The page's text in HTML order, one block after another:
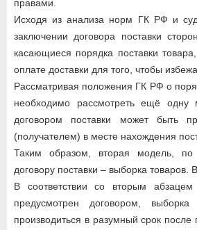
правами.
Исходя из анализа норм ГК РФ и
заключении договора поставки
касающиеся порядка поставки
оплате доставки для того, чтобы
Рассматривая положения ГК РФ о
необходимо рассмотреть ещё
договором поставки может быть
(получателем) в месте нахождения
Таким образом, вторая модель, по
договору поставки – выборка товаров.
В соответствии со вторым
предусмотрен договором,
производиться в разумный срок